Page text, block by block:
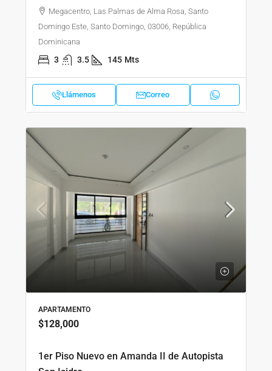
Megacentro, Las Palmas de Alma Rosa, Santo
Domingo Este, Santo Domingo, 03006, República
Dominicana
3 3.5 145 Mts
Llámenos Correo
APARTAMENTO
$128,000
1er Piso Nuevo en Amanda II de Autopista